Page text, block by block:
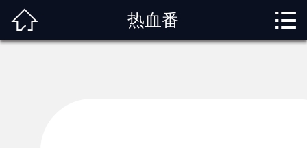
 热血番 